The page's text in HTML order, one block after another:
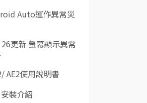
Auto運作異常災
更新 螢幕顯示異常
AE2使用說明書
裝介紹